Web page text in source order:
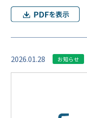
2026.01.28 お知らせ